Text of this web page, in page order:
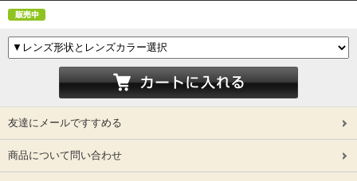
友達にメールですすめる
商品について問い合わせ